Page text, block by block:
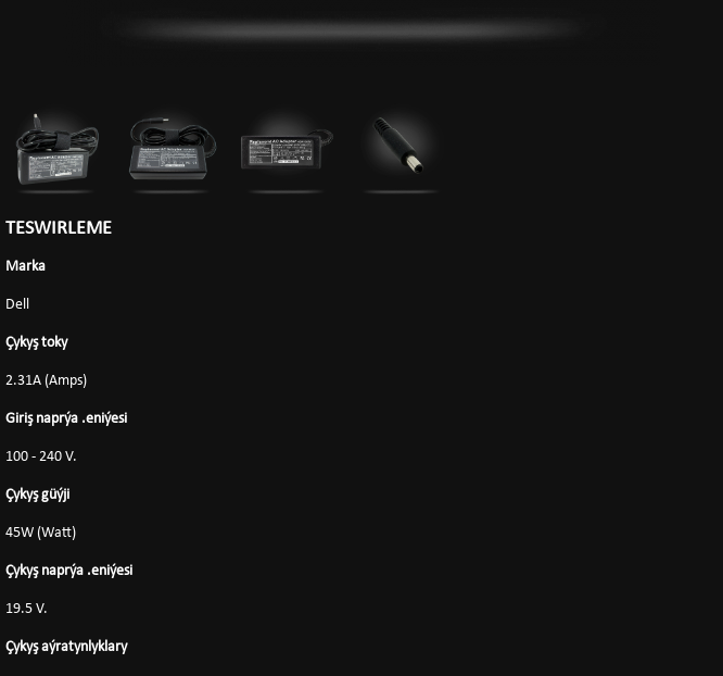
TESWIRLEME
Marka
Dell
Çykyş toky
2.31A (Amps)
Giriş naprýa .eniýesi
100 - 240 V.
Çykyş güýji
45W (Watt)
Çykyş naprýa .eniýesi
19.5 V.
Çykyş aýratynlyklary